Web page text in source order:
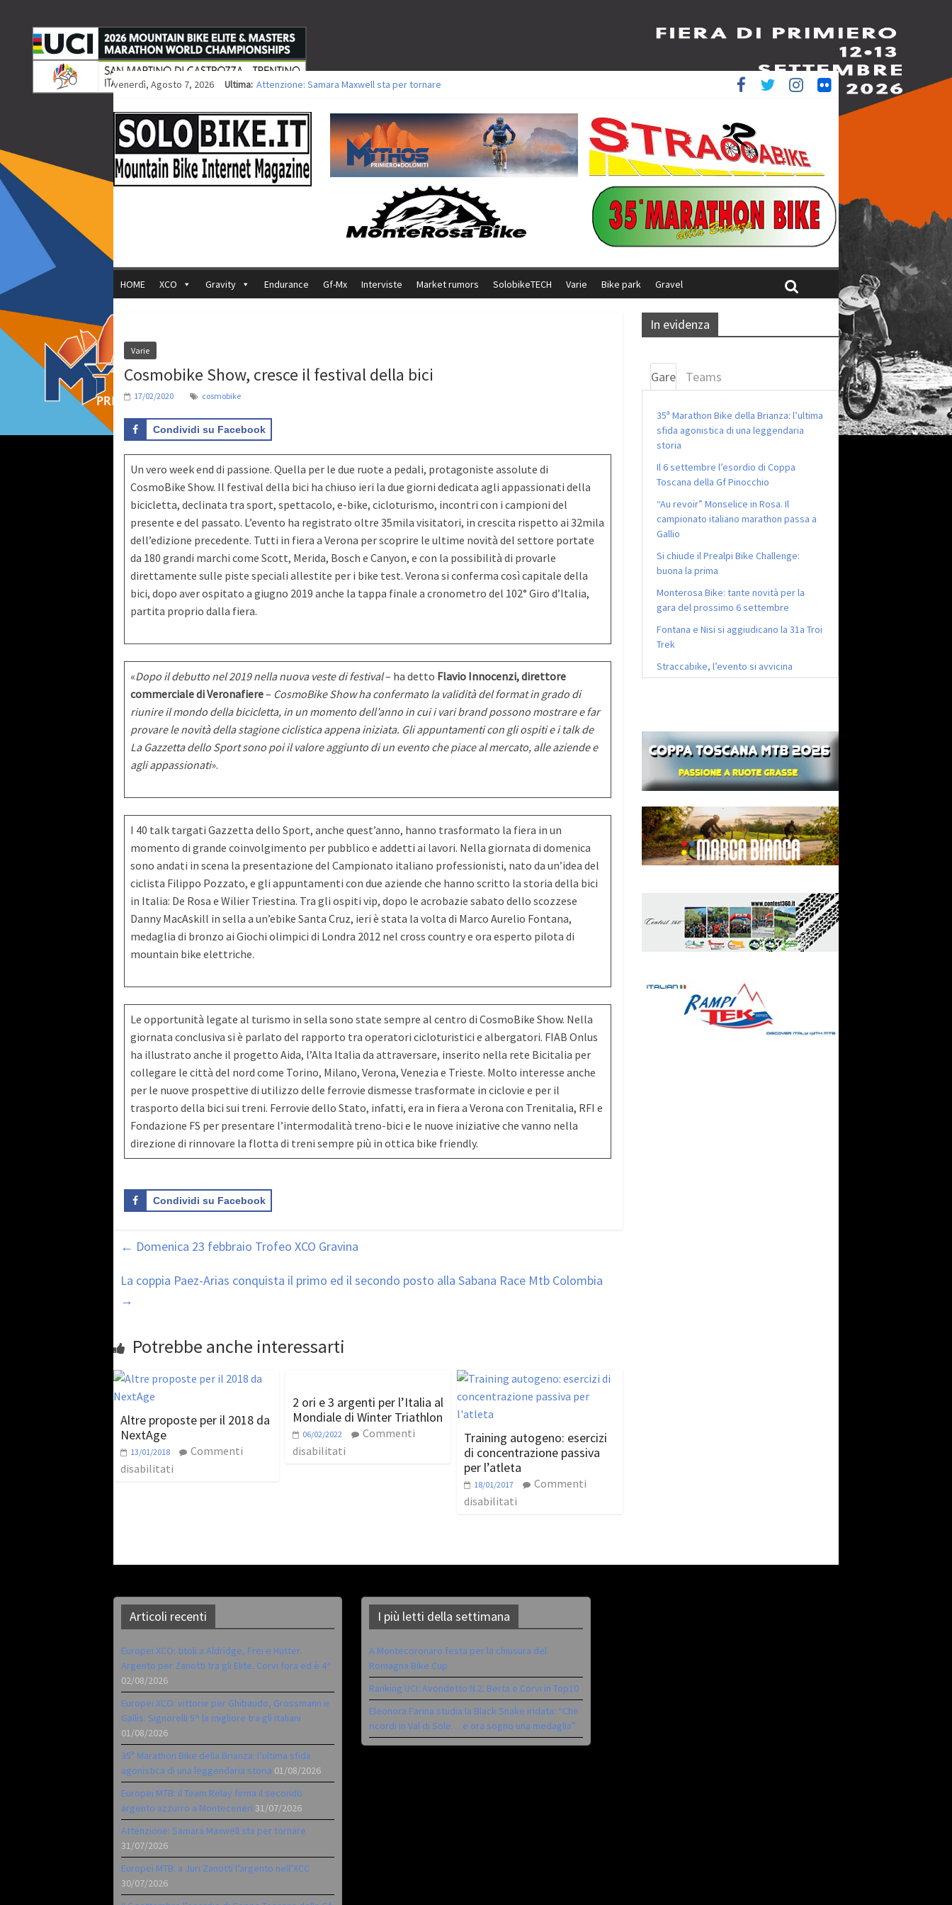
venerdì, Agosto 7, 2026 Ultima: Attenzione: Samara Maxwell sta per tornare
Europei XCO: vittorie per Ghibaudo, Grossmann e Gallis. Signorelli 5^ la migliore tra gli italiani
35ª Marathon Bike della Brianza: l’ultima sfida agonistica di una leggendaria storia
Europei MTB: il Team Relay firma il secondo argento azzurro a Monteceneri
HOME XCO Gravity Endurance Gf-Mx Interviste Market rumors SolobikeTECH Varie Bike park Gravel
Varie
Cosmobike Show, cresce il festival della bici
17/02/2020 cosmobike
Condividi su Facebook
Un vero week end di passione. Quella per le due ruote a pedali, protagoniste assolute di
CosmoBike Show. Il festival della bici ha chiuso ieri la due giorni dedicata agli appassionati della
bicicletta, declinata tra sport, spettacolo, e-bike, cicloturismo, incontri con i campioni del
presente e del passato. L’evento ha registrato oltre 35mila visitatori, in crescita rispetto ai 32mila
dell’edizione precedente. Tutti in fiera a Verona per scoprire le ultime novità del settore portate
da 180 grandi marchi come Scott, Merida, Bosch e Canyon, e con la possibilità di provarle
direttamente sulle piste speciali allestite per i bike test. Verona si conferma così capitale della
bici, dopo aver ospitato a giugno 2019 anche la tappa finale a cronometro del 102° Giro d’Italia,
partita proprio dalla fiera.
«Dopo il debutto nel 2019 nella nuova veste di festival– ha detto Flavio Innocenzi, direttore
commerciale di Veronafiere– CosmoBike Show ha confermato la validità del format in grado di
riunire il mondo della bicicletta, in un momento dell’anno in cui i vari brand possono mostrare e far
provare le novità della stagione ciclistica appena iniziata. Gli appuntamenti con gli ospiti e i talk de
La Gazzetta dello Sport sono poi il valore aggiunto di un evento che piace al mercato, alle aziende e
agli appassionati».
I 40 talk targati Gazzetta dello Sport, anche quest’anno, hanno trasformato la fiera in un
momento di grande coinvolgimento per pubblico e addetti ai lavori. Nella giornata di domenica
sono andati in scena la presentazione del Campionato italiano professionisti, nato da un’idea del
ciclista Filippo Pozzato, e gli appuntamenti con due aziende che hanno scritto la storia della bici
in Italia: De Rosa e Wilier Triestina. Tra gli ospiti vip, dopo le acrobazie sabato dello scozzese
Danny MacAskill in sella a un’ebike Santa Cruz, ieri è stata la volta di Marco Aurelio Fontana,
medaglia di bronzo ai Giochi olimpici di Londra 2012 nel cross country e ora esperto pilota di
mountain bike elettriche.
Le opportunità legate al turismo in sella sono state sempre al centro di CosmoBike Show. Nella
giornata conclusiva si è parlato del rapporto tra operatori cicloturistici e albergatori. FIAB Onlus
ha illustrato anche il progetto Aida, l’Alta Italia da attraversare, inserito nella rete Bicitalia per
collegare le città del nord come Torino, Milano, Verona, Venezia e Trieste. Molto interesse anche
per le nuove prospettive di utilizzo delle ferrovie dismesse trasformate in ciclovie e per il
trasporto della bici sui treni. Ferrovie dello Stato, infatti, era in fiera a Verona con Trenitalia, RFI e
Fondazione FS per presentare l’intermodalità treno-bici e le nuove iniziative che vanno nella
direzione di rinnovare la flotta di treni sempre più in ottica bike friendly.
Condividi su Facebook
← Domenica 23 febbraio Trofeo XCO Gravina
La coppia Paez-Arias conquista il primo ed il secondo posto alla Sabana Race Mtb Colombia
→
Potrebbe anche interessarti
Altre proposte per il 2018 da
NextAge
13/01/2018
Commenti
disabilitati
2 ori e 3 argenti per l’Italia al
Mondiale di Winter Triathlon
06/02/2022
Commenti
disabilitati
Training autogeno: esercizi
di concentrazione passiva
per l’atleta
18/01/2017
Commenti
disabilitati
In evidenza
Gare Teams
35ª Marathon Bike della Brianza: l’ultima
sfida agonistica di una leggendaria
storia
Il 6 settembre l’esordio di Coppa
Toscana della Gf Pinocchio
“Au revoir” Monselice in Rosa. Il
campionato italiano marathon passa a
Gallio
Si chiude il Prealpi Bike Challenge:
buona la prima
Monterosa Bike: tante novità per la
gara del prossimo 6 settembre
Fontana e Nisi si aggiudicano la 31a Troi
Trek
Straccabike, l’evento si avvicina
Articoli recenti
Europei XCO: titoli a Aldridge, Frei e Hutter.
Argento per Zanotti tra gli Elite. Corvi fora ed è 4^
02/08/2026
Europei XCO: vittorie per Ghibaudo, Grossmann e
Gallis. Signorelli 5^ la migliore tra gli italiani
01/08/2026
35ª Marathon Bike della Brianza: l’ultima sfida
agonistica di una leggendaria storia 01/08/2026
Europei MTB: il Team Relay firma il secondo
argento azzurro a Monteceneri 31/07/2026
Attenzione: Samara Maxwell sta per tornare
31/07/2026
Europei MTB: a Juri Zanotti l’argento nell’XCC
30/07/2026
I più letti della settimana
A Montecoronaro festa per la chiusura del
Romagna Bike Cup
Ranking UCI: Avondetto N.2. Berta e Corvi in Top10
Eleonora Farina studia la Black Snake iridata: “Che
ricordi in Val di Sole… e ora sogno una medaglia”